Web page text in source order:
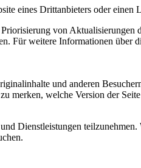
eines Drittanbieters oder einen
von Aktualisierungen
Für weitere Informationen
und anderen
merken, welche Version der
Dienstleistungen